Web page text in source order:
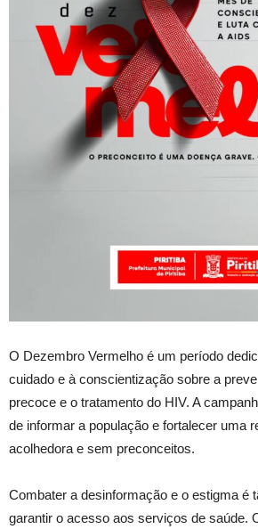
O Dezembro Vermelho é um período
cuidado e à conscientização sobre a
precoce e o tratamento do HIV. A
de informar a população e fortalecer uma
acolhedora e sem preconceitos.
Combater a desinformação e o estigma é
garantir o acesso aos serviços de saúde.